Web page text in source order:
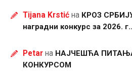
Tijana Krstićна КРОЗ
наградни конкурс за 2026.
Petarна НАЈЧЕШЋА
КОНКУРСОМ